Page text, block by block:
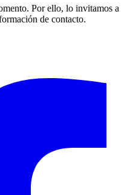
Por ello, lo invitamos a
de contacto.